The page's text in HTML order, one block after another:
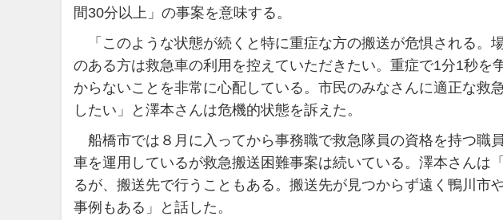
間30分以上」の事案を意味する。
「このような状態が続くと特に重症な方の搬送が危惧される。
のある方は救急車の利用を控えていただきたい。重症で1分1秒を
からないことを非常に心配している。市民のみなさんに適正な救
したい」と澤本さんは危機的状態を訴えた。
船橋市では８月に入ってから事務職で救急隊員の資格を持つ職
車を運用しているが救急搬送困難事案は続いている。澤本さんは
るが、搬送先で行うこともある。搬送先が見つからず遠く鴨川市
事例もある」と話した。